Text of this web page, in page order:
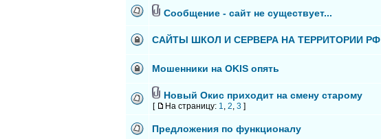
Сообщение - сайт не существует...
САЙТЫ ШКОЛ И СЕРВЕРА НА ТЕРРИТОРИИ РФ
Мошенники на OKIS опять
Новый Окис приходит на смену старому
[ На страницу: 1, 2, 3 ]
Предложения по функционалу